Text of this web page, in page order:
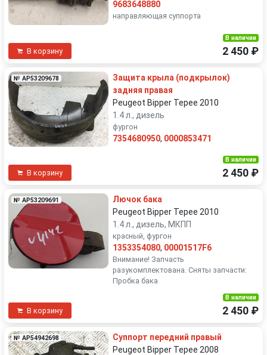
9683648880
направляющая суппорта
В корзину
В наличии
2 450 ₽
№ AP53209678
Защита крыла (подкрылок)
задняя правая
Peugeot Bipper Tepee 2010
1.4 л., дизель
фургон
7354680950, 0000853471
В корзину
В наличии
2 450 ₽
№ AP53209691
Лючок бака
Peugeot Bipper Tepee 2010
1.4 л., дизель, МКПП
красный, фургон
1353354080, 00001517F6
Внимание! Запчасть
разукомплектована. Сняты запчасти:
Пробка бака
В корзину
В наличии
2 450 ₽
№ AP54942698
Суппорт передний правый
Peugeot Bipper Tepee 2008